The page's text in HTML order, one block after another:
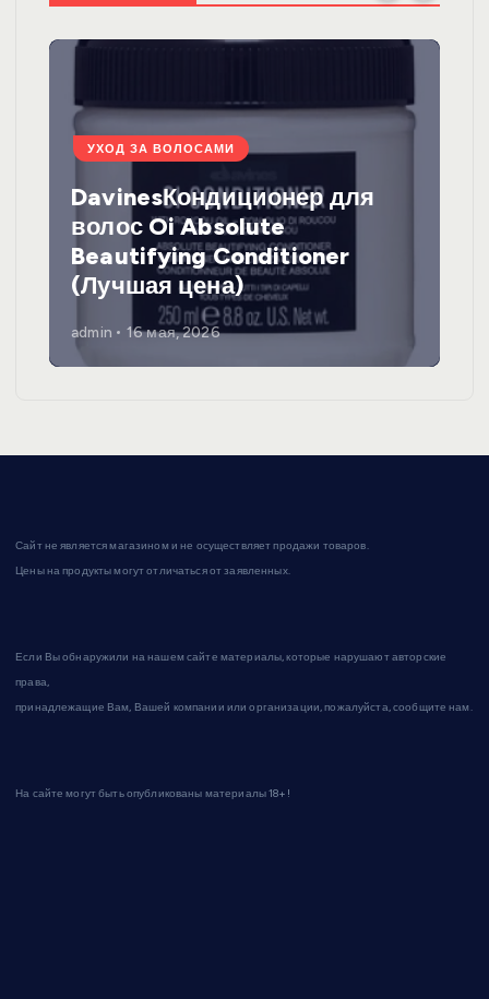
УХОД ЗА ВОЛОСАМИ
DavinesКондиционер для
волос Oi Absolute
Beautifying Conditioner
(Лучшая цена)
admin 16 мая, 2026
Сайт не является магазином и не осуществляет продажи товаров.
Цены на продукты могут отличаться от заявленных.
Если Вы обнаружили на нашем сайте материалы, которые нарушают авторские
права,
принадлежащие Вам, Вашей компании или организации, пожалуйста, сообщите нам.
На сайте могут быть опубликованы материалы 18+!